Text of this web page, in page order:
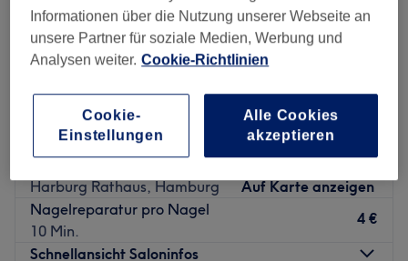
Vu Nails
4,7
166 Bewertungen
Harburg Rathaus, Hamburg
Auf Karte anzeigen
Nagelreparatur pro Nagel
10 Min.
4 €
Schnellansicht Saloninfos
Informationen über die Nutzung unserer Webseite an
unsere Partner für soziale Medien, Werbung und
Analysen weiter. Cookie-Richtlinien
Cookie-
Einstellungen
Alle Cookies
akzeptieren